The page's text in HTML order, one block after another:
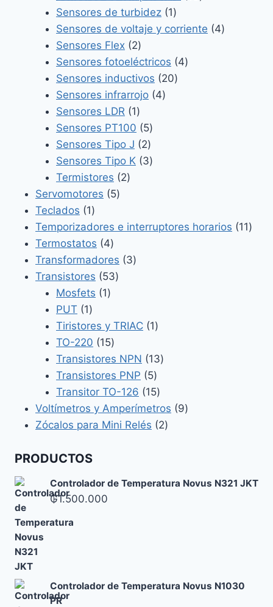
Sensores de turbidez 11
producto
Sensores de voltaje y corriente 44
Sensores Flex 22
productos
Sensores fotoeléctricos 44
Sensores inductivos 2020
Sensores infrarrojo 44
Sensores LDR 11
producto
Sensores PT100 55
productos
Sensores Tipo J 22
productos
Sensores Tipo K 33
Termistores 22
Servomotores 55
Teclados 11
producto
Temporizadores e interruptores horarios 1111
Termostatos 44
productos
Transformadores 33
Transistores 5353
Mosfets 11
PUT 11
producto
Tiristores y TRIAC 11
TO-220 1515
productos
Transistores NPN 1313
Transistores PNP 55
productos
Transitor TO-126 1515
productos
Voltímetros y Amperímetros 99
Zócalos para Mini Relés 22
PRODUCTOS
Controlador de Temperatura Novus N321 JKT
₲1.500.000
Controlador de Temperatura Novus N1030
PR